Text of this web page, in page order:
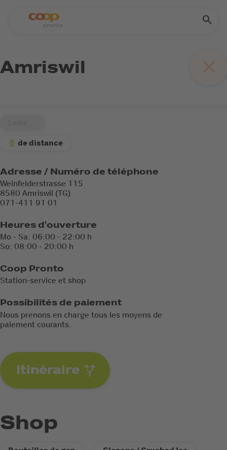
Amriswil
de distance
Adresse / Numéro de téléphone
Weinfelderstrasse 115
8580 Amriswil (TG)
071-411 91 01
Heures d'ouverture
Mo - Sa: 06:00 - 22:00 h
So: 08:00 - 20:00 h
Coop Pronto
Station-service et shop
Possibilités de paiement
Nous prenons en charge tous les moyens de
paiement courants.
Itinéraire
Shop